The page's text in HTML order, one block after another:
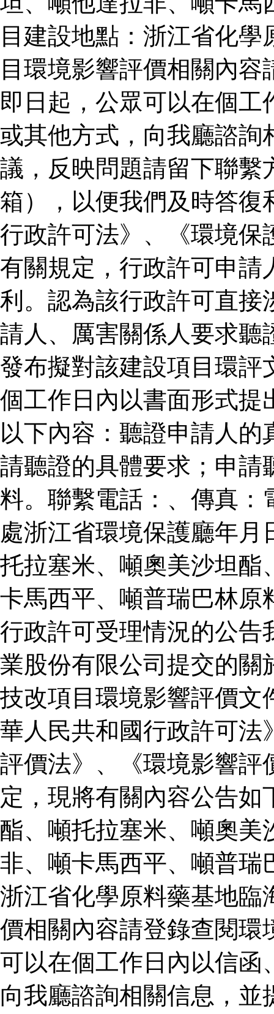
目建設地點：浙江省化
目環境影響評價相關內
即日起，公眾可以在個
或其他方式，向我廳諮詢
議，反映問題請留下聯繫
箱），以便我們及時答復
行政許可法》、《環境保
有關規定，行政許可申請
利。認為該行政許可直接
請人、厲害關係人要求聽
發布擬對該建設項目環評
個工作日內以書面形式提
以下內容：聽證申請人
請聽證的具體要求；申請
料。聯繫電話：、傳真：
處浙江省環境保護廳年
托拉塞米、噸奧美沙坦酯
卡馬西平、噸普瑞巴林原
行政許可受理情況的公告
業股份有限公司提交的關
技改項目環境影響評價文
華人民共和國行政許可法
評價法》、《環境影響評
定，現將有關內容公告
酯、噸托拉塞米、噸奧美
非、噸卡馬西平、噸普瑞
浙江省化學原料藥基地臨
價相關內容請登錄查閱環
可以在個工作日內以信函
向我廳諮詢相關信息，